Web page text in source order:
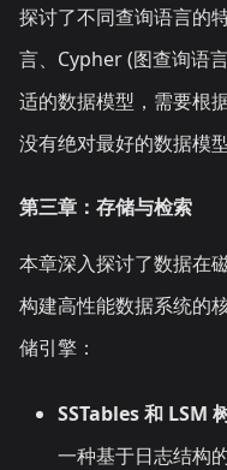
探讨了不同查询语言的
言、Cypher (图查询语
适的数据模型，需要根
没有绝对最好的数据模
第三章：存储与检索
本章深入探讨了数据在
构建高性能数据系统的
储引擎：
SSTables 和 LSM
一种基于日志结构